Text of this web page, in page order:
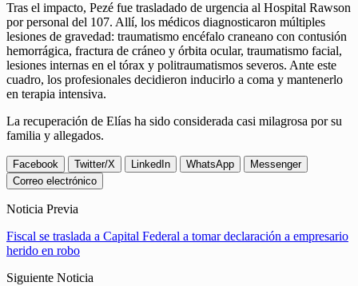
Tras el impacto, Pezé fue trasladado de urgencia al Hospital Rawson
por personal del 107. Allí, los médicos diagnosticaron múltiples
lesiones de gravedad: traumatismo encéfalo craneano con contusión
hemorrágica, fractura de cráneo y órbita ocular, traumatismo facial,
lesiones internas en el tórax y politraumatismos severos. Ante este
cuadro, los profesionales decidieron inducirlo a coma y mantenerlo
en terapia intensiva.
La recuperación de Elías ha sido considerada casi milagrosa por su
familia y allegados.
Facebook Twitter/X LinkedIn WhatsApp
Messenger
Correo electrónico
Noticia Previa
Fiscal se traslada a Capital Federal a tomar declaración a empresario
herido en robo
Siguiente Noticia